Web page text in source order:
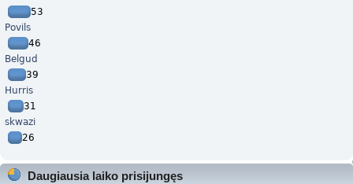
53
Povils
46
Belgud
39
Hurris
31
skwazi
26
Daugiausia laiko prisijungęs